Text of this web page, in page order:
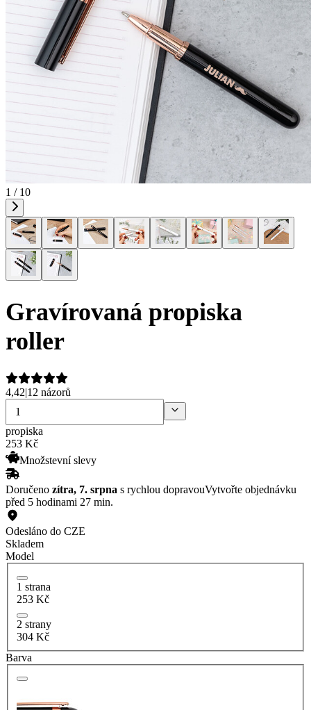
1 / 10
Gravírovaná propiska
roller
4,42|12 názorů
propiska
253 Kč
Množstevní slevy
Doručeno zítra, 7. srpna s rychlou dopravouVytvořte objednávku
před 5 hodinami 27 min.
Odesláno do CZE
Skladem
Model
1 strana
253 Kč
2 strany
304 Kč
Barva